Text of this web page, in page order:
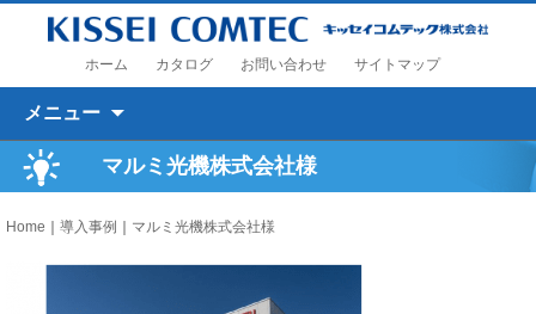
ホーム カタログ お問い合わせ サイトマップ
メニュー
マルミ光機株式会社様
Home 導入事例 マルミ光機株式会社様